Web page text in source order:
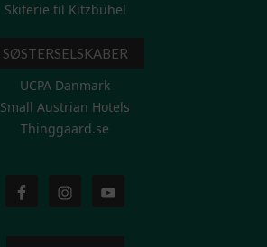
Skiferie til Kitzbühel
SØSTERSELSKABER
UCPA Danmark
Small Austrian Hotels
Thinggaard.se